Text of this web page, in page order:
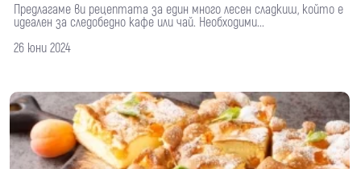
Предлагаме ви рецептата за един много лесен сладкиш, който е
идеален за следобедно кафе или чай. Необходими...
26 юни 2024